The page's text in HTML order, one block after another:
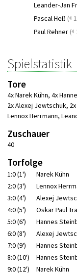
Leander-Jan
Pascal Heß (
Paul Rehner (
Spielstatistik
Tore
4x Narek Kühn, 4x
2x Alexej Jewtschuk,
Lennox Herrmann,
Zuschauer
40
Torfolge
1:0 (1')
Narek Kühn
2:0 (3')
Lennox
3:0 (4')
Alexej
4:0 (5')
Oskar Paul
5:0 (6')
Hannes
6:0 (8')
Alexej
7:0 (9')
Hannes
8:0 (10')
Hannes
9:0 (12')
Narek Kühn